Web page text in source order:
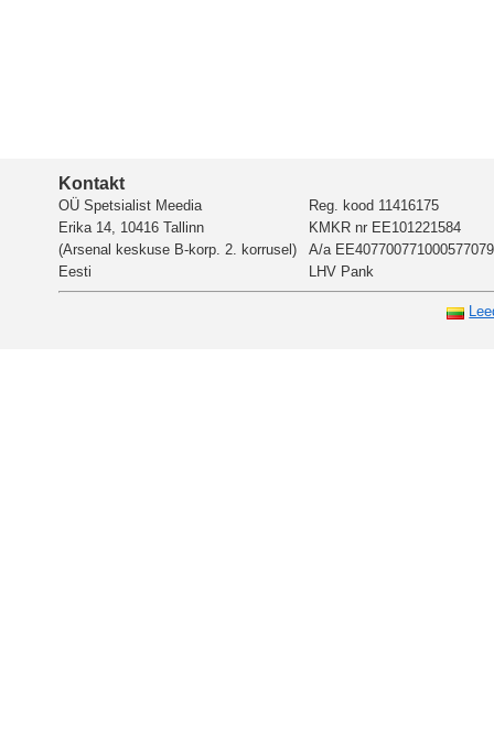
Kontakt
OÜ Spetsialist Meedia
Erika 14, 10416 Tallinn
(Arsenal keskuse B-korp. 2. korrusel)
Eesti
Reg. kood 11416175
KMKR nr EE101221584
A/a EE407700771000577079
LHV Pank